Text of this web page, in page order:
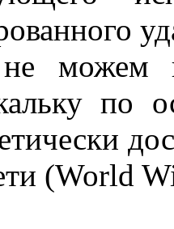
можем
по
(World